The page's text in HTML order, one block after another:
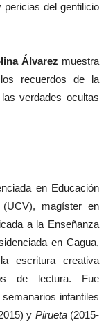
pericias del gentilicio
Álvarez muestra
recuerdos de la
verdades ocultas
en Educación
magíster en
a la Enseñanza
en Cagua,
escritura creativa
de lectura. Fue
infantiles
y Pirueta(2015-